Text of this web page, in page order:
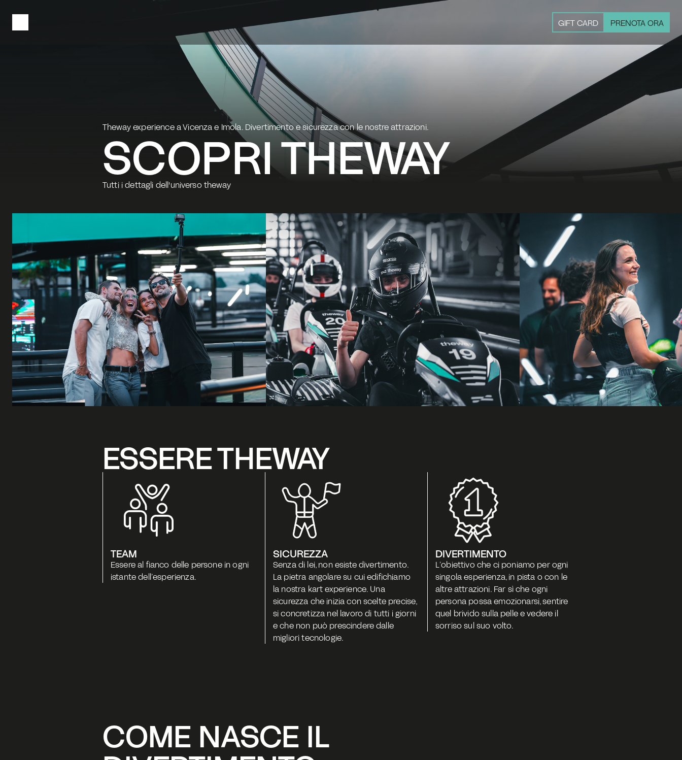
Theway experience a Vicenza e Imola. Divertimento e sicurezza con le nostre attrazioni.
SCOPRI THEWAY
Tutti i dettagli dell'universo theway
GIFT CARD PRENOTA ORA
ESSERE THEWAY
TEAM
Essere al fianco delle persone in ogni
istante dell’esperienza.
SICUREZZA
Senza di lei, non esiste divertimento.
La pietra angolare su cui edifichiamo
la nostra kart experience. Una
sicurezza che inizia con scelte precise,
si concretizza nel lavoro di tutti i giorni
e che non può prescindere dalle
migliori tecnologie.
DIVERTIMENTO
L’obiettivo che ci poniamo per ogni
singola esperienza, in pista o con le
altre attrazioni. Far sì che ogni
persona possa emozionarsi, sentire
quel brivido sulla pelle e vedere il
sorriso sul suo volto.
COME NASCE IL